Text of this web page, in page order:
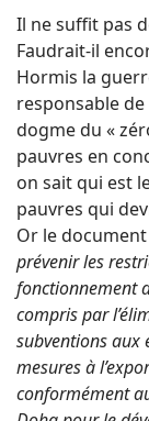
Il ne suffit pas
Faudrait-il
Hormis la
responsable
dogme du «
pauvres en
on sait qui est
pauvres qui
Or le
prévenir les
fonctionnement
compris par
subventions aux
mesures à
conformément